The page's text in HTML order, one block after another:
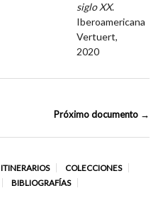
siglo XX.
Iberoamericana
Vertuert,
2020
Próximo documento →
ITINERARIOS
COLECCIONES
BIBLIOGRAFÍAS